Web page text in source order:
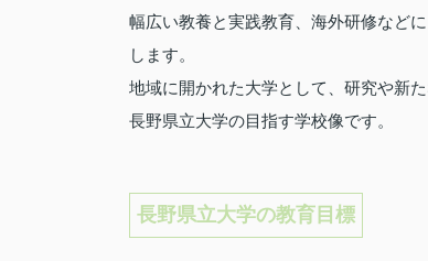
幅広い教養と実践教育、海外研修など
します。
地域に開かれた大学として、研究や新
長野県立大学の目指す学校像です。
長野県立大学の教育目標